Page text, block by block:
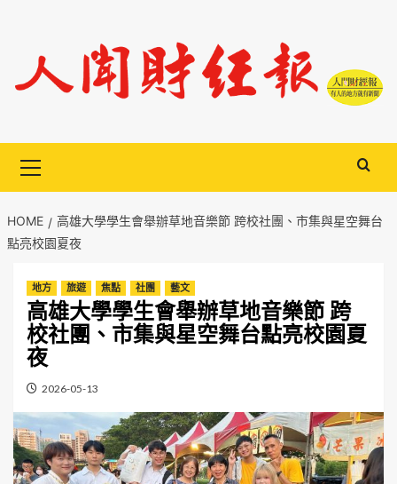
content
Menu
HOME
高雄大學學生會舉辦草地音樂節 跨校社團、市集與星空舞台
點亮校園夏夜
地方 旅遊 焦點 社團 藝文
高雄大學學生會舉辦草地音樂節 跨
校社團、市集與星空舞台點亮校園夏
夜
2026-05-13